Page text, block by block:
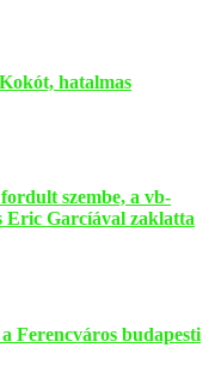
hatalmas
szembe, a vb-
Eric Garcíával zaklatta
Ferencváros budapesti